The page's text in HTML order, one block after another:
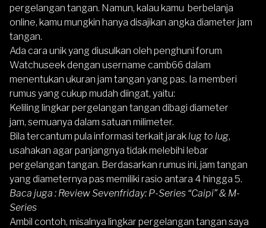
pergelangan tangan. Namun, kalau kamu berbelanja
online, kamu mungkin hanya disajikan angka diameter jam
tangan.
Ada cara unik yang diusulkan oleh penghuni forum
Watchuseek dengan username camb66 dalam
menentukan ukuran jam tangan yang pas. Ia memberi
rumus yang cukup mudah diingat, yaitu:
Keliling lingkar pergelangan tangan dibagi diameter
jam, semuanya dalam satuan milimeter.
Bila tercantum pula informasi terkait jaraklug to lug,
usahakan agar panjangnya tidak melebihi lebar
pergelangan tangan. Berdasarkan rumus ini, jam tangan
yang diameternya pas memiliki rasio antara 4 hingga 5.
Baca juga : Review Sevenfriday: P-Series “Caipi” & M-
Series
Ambil contoh, misalnya lingkar pergelangan tangan saya